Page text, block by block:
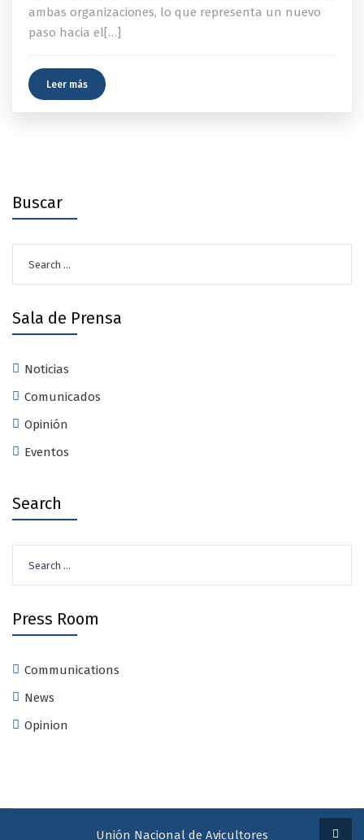
ambas organizaciones, lo que representa un nuevo
paso hacia el[…]
Leer más
Buscar
for:
Sala de Prensa
Noticias
Comunicados
Opinión
Eventos
Search
for:
Press Room
Communications
News
Opinion
Unión Nacional de Avicultores